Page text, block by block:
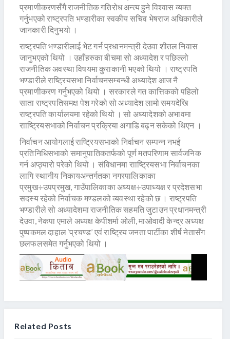
प्रमाणीकरणसँगै राजनीतिक गतिरोध अन्त्य हुने विश्वास व्यक्त
गर्नुभएको राष्ट्रपति भण्डारीका स्वकीय सचिव भेषराज अधिकारीले
जानकारी दिनुभयो ।
राष्ट्रपति भण्डारीलाई भेट गर्न प्रधानमन्त्री देउवा शीतल निवास
जानुभएको थियो । उहाँहरुका बीचमा सो अध्यादेश र पछिल्लो
राजनीतिक अवस्था विषयमा कुराकानी भएको थियो । राष्ट्रपति
भण्डारीले राष्ट्रियसभा निर्वाचनसम्बन्धी अध्यादेश आज नै
प्रमाणीकरण गर्नुभएको थियो । सरकारले गत कात्तिकको पहिलो
साता राष्ट्रपतिसमक्ष पेश गरेको सो अध्यादेश लामो समयदेखि
राष्ट्रपति कार्यालयमा रहेको थियो । सो अध्यादेशको अभावमा
रााष्ट्रियसभाको निर्वाचन प्रक्रिया अगाडि बढ्न सकेको थिएन ।
निर्वाचन आयोगलाई राष्ट्रियसभाको निर्वाचन सम्पन्न नभई
प्रतिनिधिसभाको समानुपातिकतर्फको पूर्ण मतपरिणाम सार्वजनिक
गर्न अप्ठ्यारो परेको थियो । संविधानमा रााष्ट्रियसभा निर्वाचनका
लागि स्थानीय निकायअन्तर्गतका नगरपालिकाका
प्रमुख÷उपप्रमुख, गाउँपालिकाका अध्यक्ष÷उपाध्यक्ष र प्रदेशसभा
सदस्य रहेको निर्वाचक मण्डलको व्यवस्था रहेको छ । राष्ट्रपति
भण्डारीले सो अध्यादेशमा राजनीतिक सहमति जुटाउन प्रधानमन्त्री
देउवा, नेकपा एमाले अध्यक्ष केपीशर्मा ओली, माओवादी केन्द्र अध्यक्ष
पुष्पकमल दाहाल ‘प्रचण्ड’ एवं राष्ट्रिय जनता पार्टीका शीर्ष नेतासँग
छलफलसमेत गर्नुभएको थियो ।
Related Posts